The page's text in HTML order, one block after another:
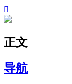

正文
导航